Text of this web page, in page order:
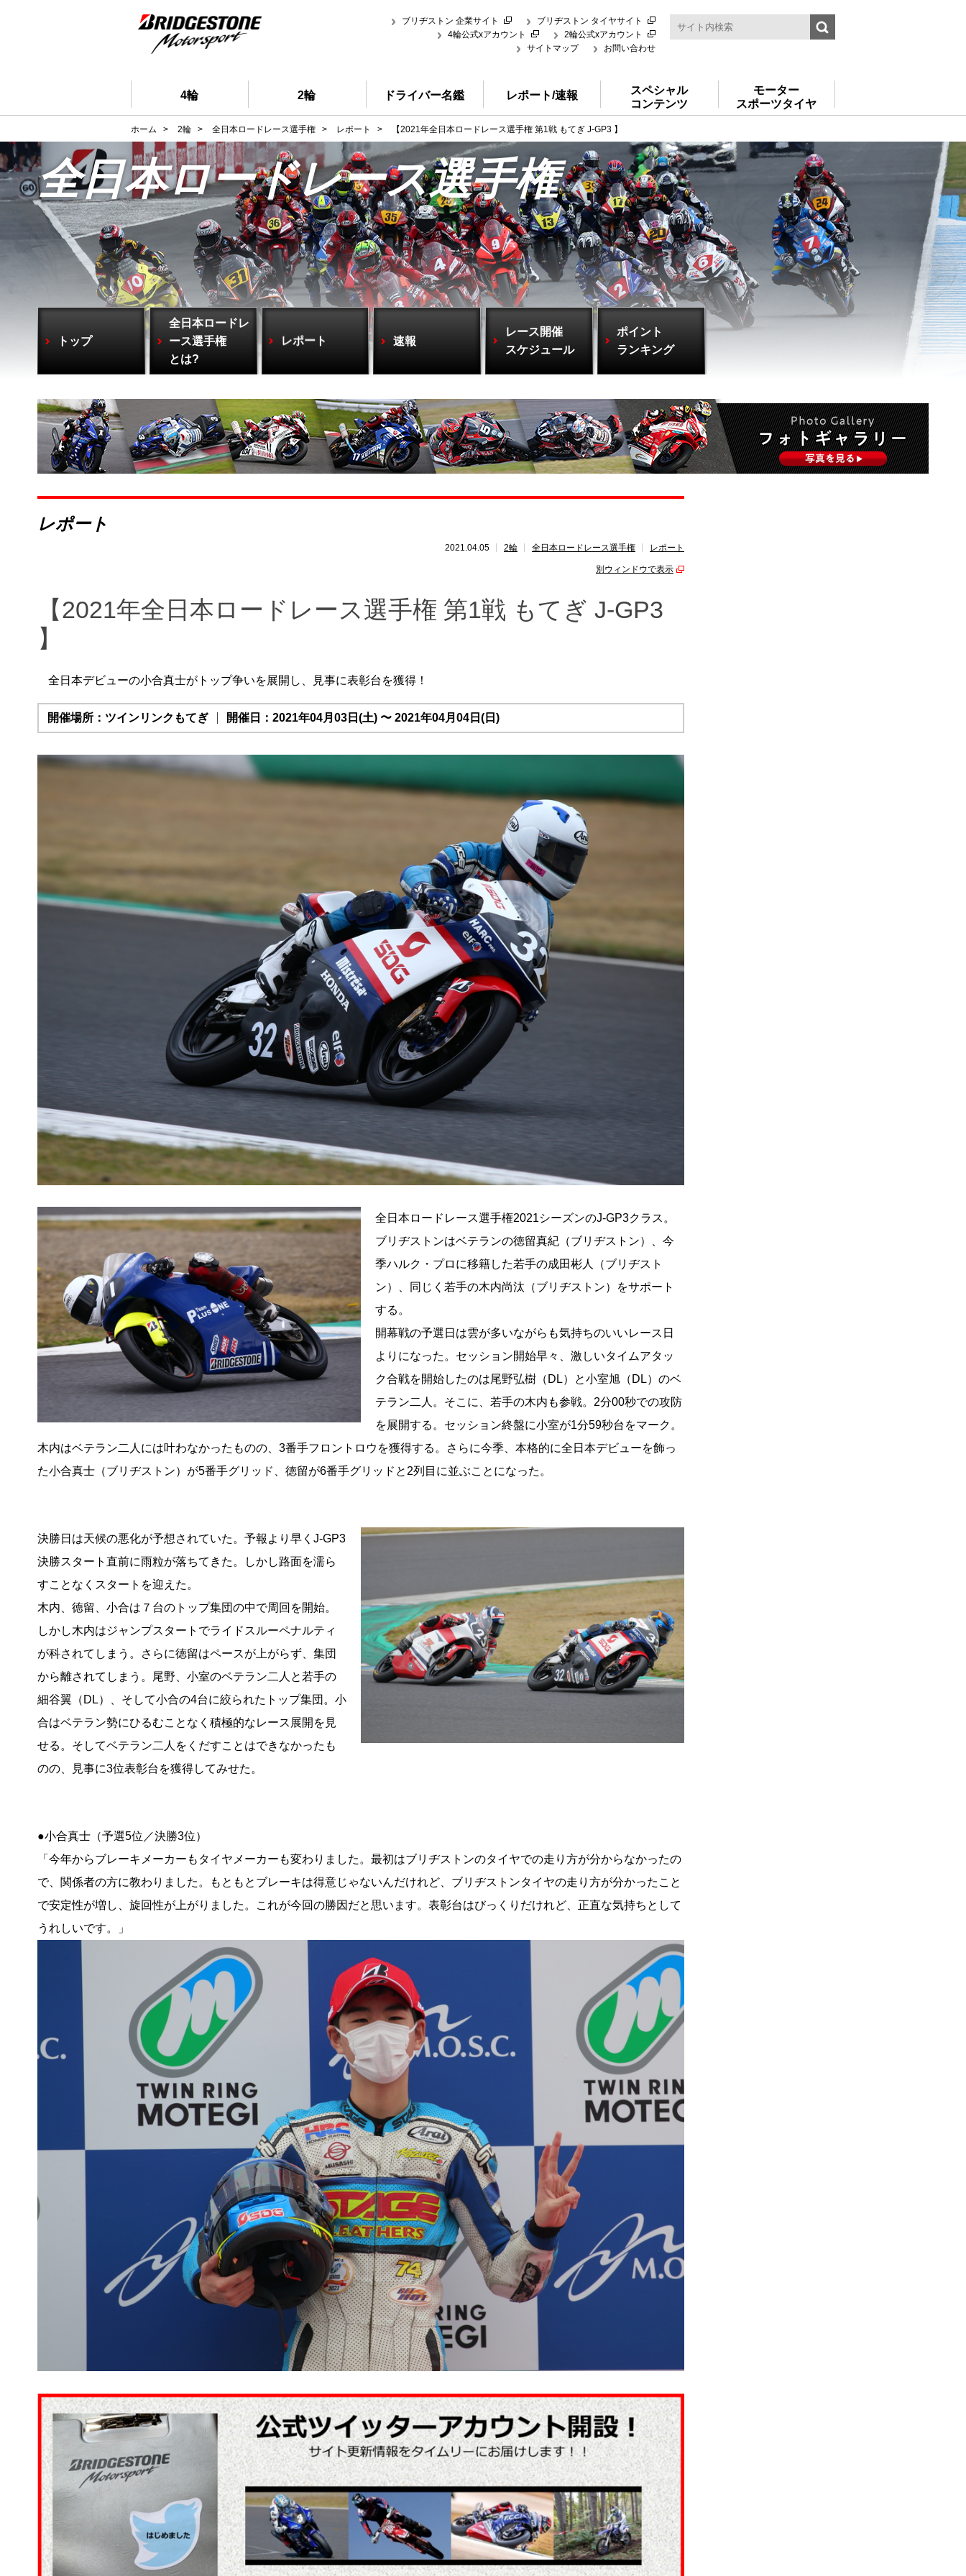
ブリヂストン 企業サイト
ブリヂストン タイヤサイト
4輪公式xアカウント
2輪公式xアカウント
サイトマップ
お問い合わせ
4輪 2輪 ドライバー名鑑 レポート/速報
スペシャル
コンテンツ
モーター
スポーツタイヤ
ホーム > 2輪 > 全日本ロードレース選手権 > レポート > 【2021年全日本ロードレース選手権 第1戦 もてぎ J-GP3 】
全日本ロードレース選手権
トップ
全日本ロードレ
ース選手権
とは?
レポート 速報
レース開催
スケジュール
ポイント
ランキング
レポート
2021.04.05 2輪 全日本ロードレース選手権 レポート
別ウィンドウで表示
【2021年全日本ロードレース選手権 第1戦 もてぎ J-GP3
】
全日本デビューの小合真士がトップ争いを展開し、見事に表彰台を獲得！
開催場所：ツインリンクもてぎ 開催日：2021年04月03日(土) 〜 2021年04月04日(日)
全日本ロードレース選手権2021シーズンのJ-GP3クラス。
ブリヂストンはベテランの徳留真紀（ブリヂストン）、今
季ハルク・プロに移籍した若手の成田彬人（ブリヂスト
ン）、同じく若手の木内尚汰（ブリヂストン）をサポート
する。
開幕戦の予選日は雲が多いながらも気持ちのいいレース日
よりになった。セッション開始早々、激しいタイムアタッ
ク合戦を開始したのは尾野弘樹（DL）と小室旭（DL）のベ
テラン二人。そこに、若手の木内も参戦。2分00秒での攻防
を展開する。セッション終盤に小室が1分59秒台をマーク。
木内はベテラン二人には叶わなかったものの、3番手フロントロウを獲得する。さらに今季、本格的に全日本デビューを飾っ
た小合真士（ブリヂストン）が5番手グリッド、徳留が6番手グリッドと2列目に並ぶことになった。
決勝日は天候の悪化が予想されていた。予報より早くJ-GP3
決勝スタート直前に雨粒が落ちてきた。しかし路面を濡ら
すことなくスタートを迎えた。
木内、徳留、小合は７台のトップ集団の中で周回を開始。
しかし木内はジャンプスタートでライドスルーペナルティ
が科されてしまう。さらに徳留はペースが上がらず、集団
から離されてしまう。尾野、小室のベテラン二人と若手の
細谷翼（DL）、そして小合の4台に絞られたトップ集団。小
合はベテラン勢にひるむことなく積極的なレース展開を見
せる。そしてベテラン二人をくだすことはできなかったも
のの、見事に3位表彰台を獲得してみせた。
●小合真士（予選5位／決勝3位）
「今年からブレーキメーカーもタイヤメーカーも変わりました。最初はブリヂストンのタイヤでの走り方が分からなかったの
で、関係者の方に教わりました。もともとブレーキは得意じゃないんだけれど、ブリヂストンタイヤの走り方が分かったこと
で安定性が増し、旋回性が上がりました。これが今回の勝因だと思います。表彰台はびっくりだけれど、正直な気持ちとして
うれしいです。」